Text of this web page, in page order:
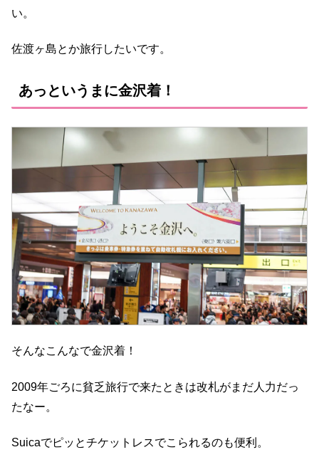
い。
佐渡ヶ島とか旅行したいです。
あっというまに金沢着！
そんなこんなで金沢着！
2009年ごろに貧乏旅行で来たときは改札がまだ人力だっ
たなー。
Suicaでピッとチケットレスでこられるのも便利。